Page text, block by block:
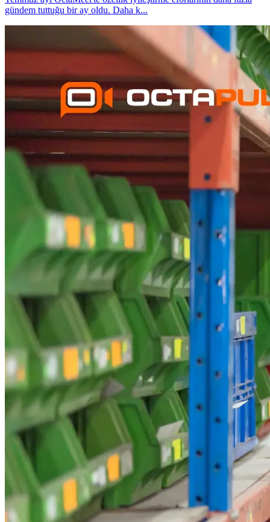
gündem tuttuğu bir ay oldu. Daha k...